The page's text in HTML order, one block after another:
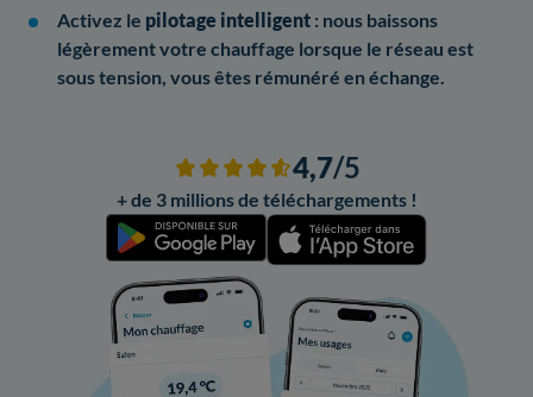
Activez le pilotage intelligent : nous baissons
légèrement votre chauffage lorsque le réseau est
sous tension, vous êtes rémunéré en échange.
4,7/5
+ de 3 millions de téléchargements !